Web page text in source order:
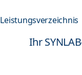
Leistungsverzeichnis
Ihr